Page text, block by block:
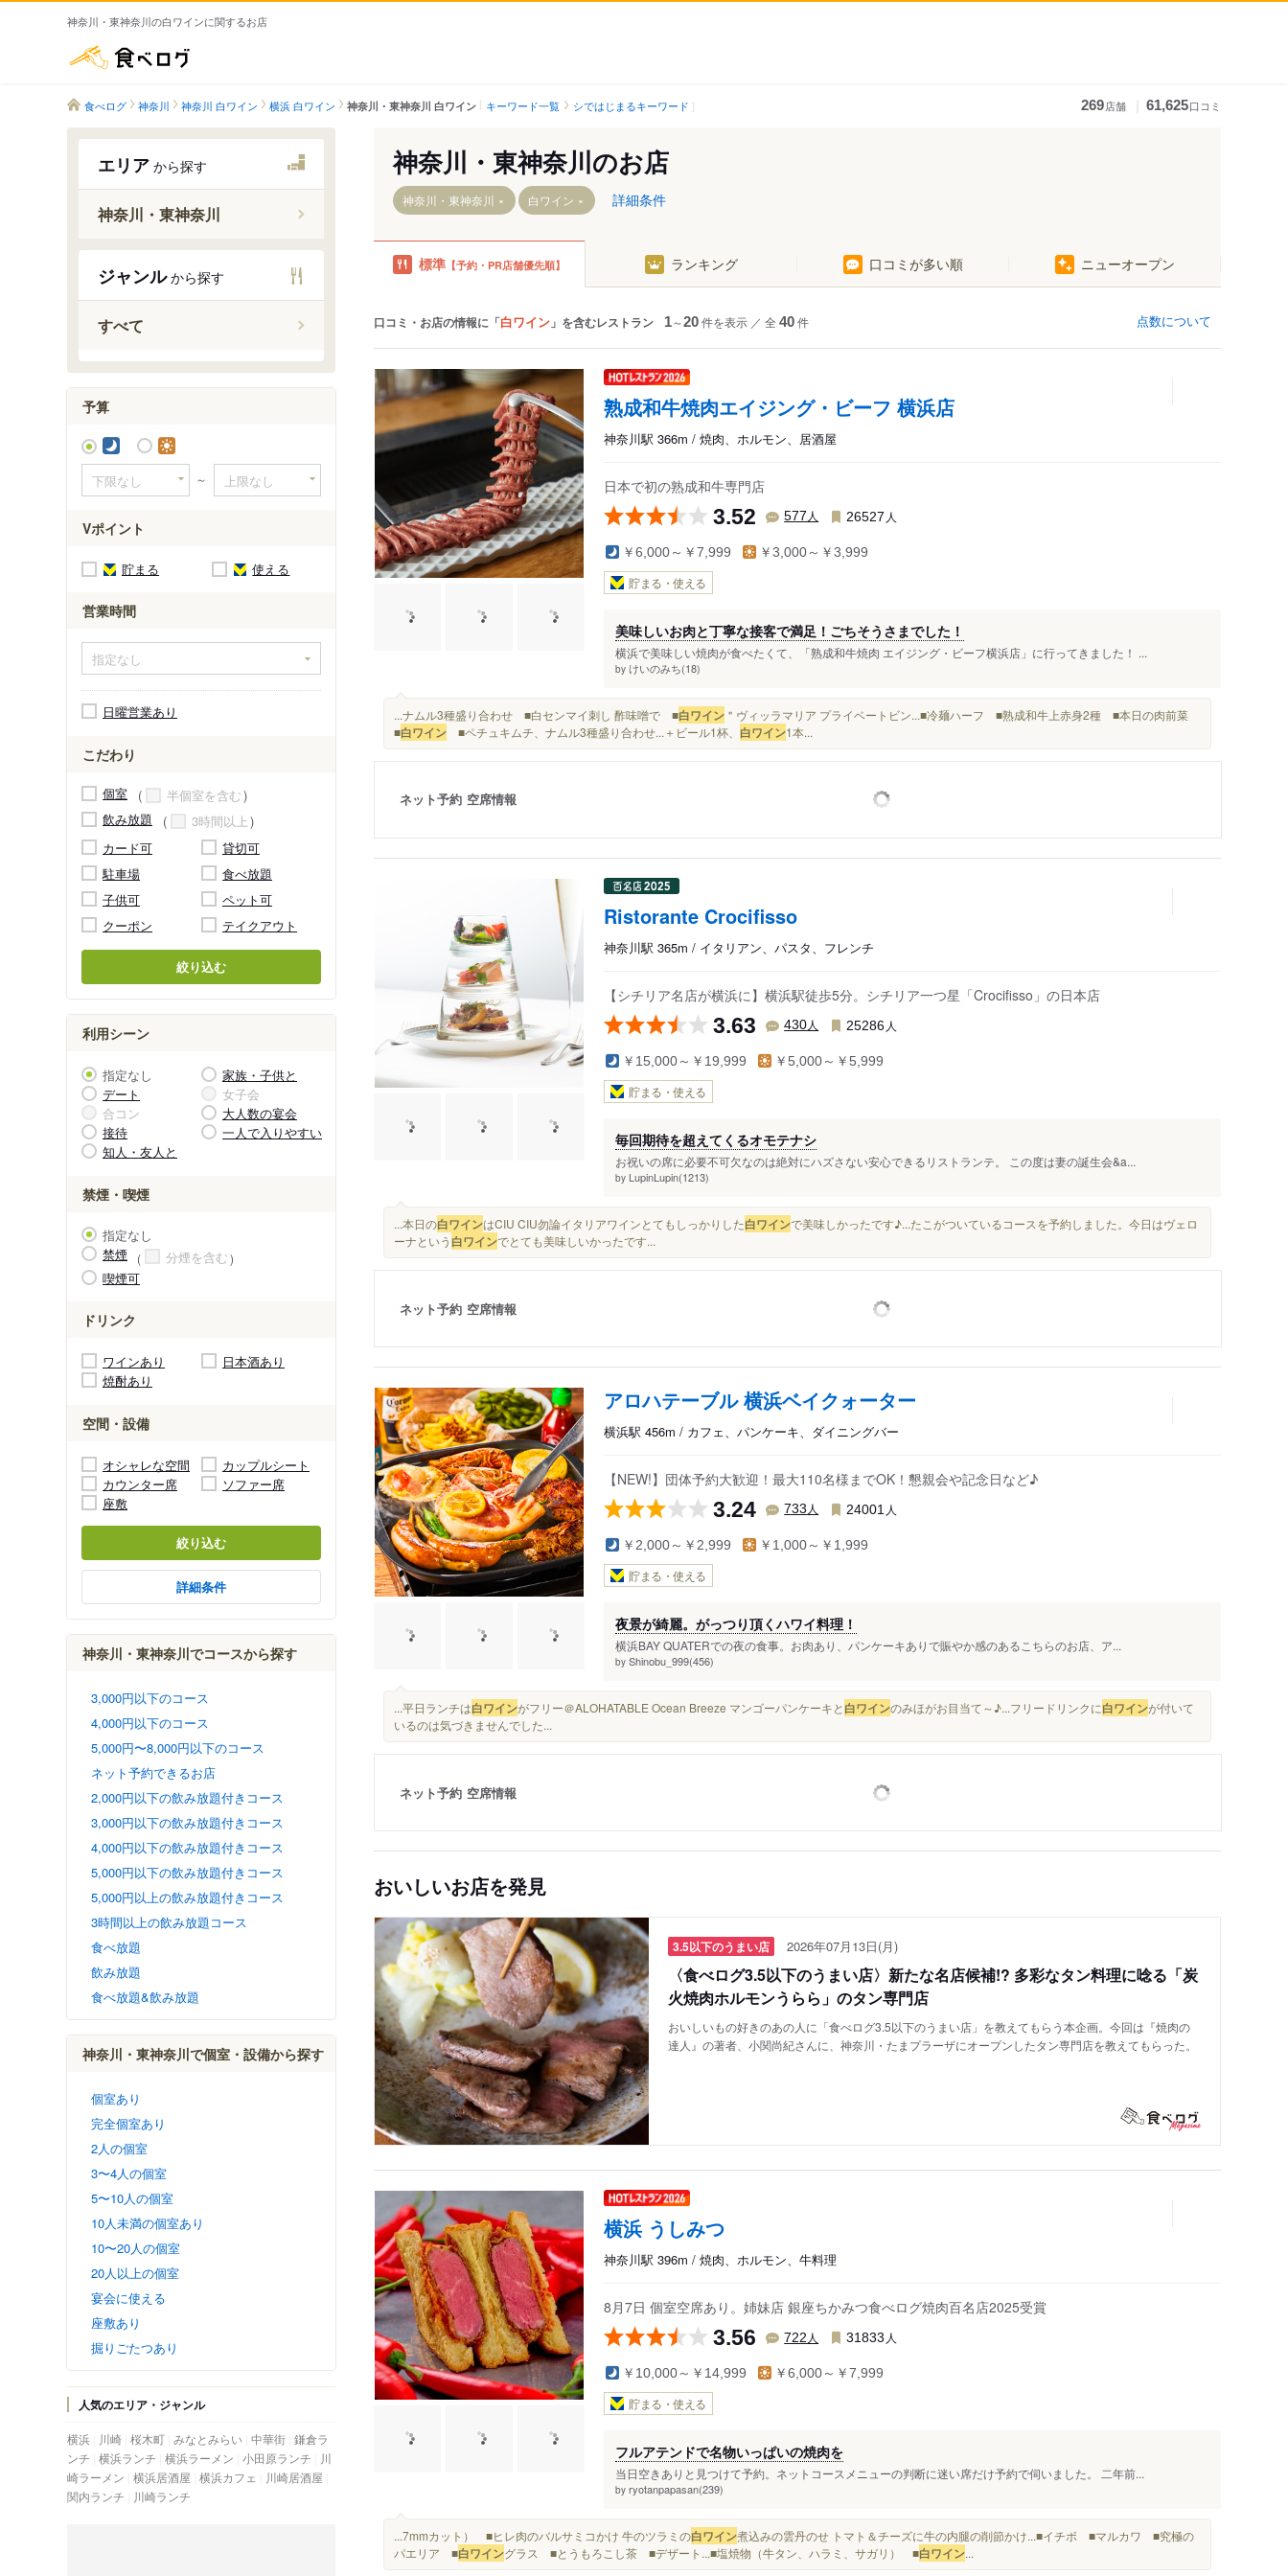
神奈川・東神奈川の白ワインに関するお店
食べログ 神奈川 神奈川 白ワイン 横浜 白ワイン 神奈川・東神奈川 白ワイン キーワード一覧 シではじまるキーワード 269店舗 61,625口コミ
エリア から探す
神奈川・東神奈川
東神奈川駅
京急東神奈川駅
神奈川駅
ジャンルから探す
すべて
予算
～
Vポイント
貯まる 使える
営業時間
日曜営業あり
こだわり
個室
半個室を含む
飲み放題
3時間以上
カード可
貸切可
駐車場
食べ放題
子供可
ペット可
クーポン
テイクアウト
絞り込む
利用シーン
指定なし
家族・子供と
デート
女子会
合コン
大人数の宴会
接待
一人で入りやすい
知人・友人と
禁煙・喫煙
指定なし
禁煙
分煙を含む
喫煙可
ドリンク
ワインあり
日本酒あり
焼酎あり
空間・設備
オシャレな空間
カップルシート
カウンター席
ソファー席
座敷
絞り込む
詳細条件
神奈川・東神奈川でコースから探す
3,000円以下のコース
4,000円以下のコース
5,000円〜8,000円以下のコース
ネット予約できるお店
2,000円以下の飲み放題付きコース
3,000円以下の飲み放題付きコース
4,000円以下の飲み放題付きコース
5,000円以下の飲み放題付きコース
5,000円以上の飲み放題付きコース
3時間以上の飲み放題コース
食べ放題
飲み放題
食べ放題&飲み放題
神奈川・東神奈川で個室・設備から探す
個室あり
完全個室あり
2人の個室
3〜4人の個室
5〜10人の個室
10人未満の個室あり
10〜20人の個室
20人以上の個室
宴会に使える
座敷あり
掘りごたつあり
人気のエリア・ジャンル
横浜 川崎 桜木町 みなとみらい 中華街 鎌倉ラ
ンチ 横浜ランチ 横浜ラーメン 小田原ランチ
川
崎ラーメン 横浜居酒屋 横浜カフェ
川崎居酒屋
関内ランチ
川崎ランチ
神奈川・東神奈川のお店
神奈川・東神奈川 白ワイン 詳細条件
標準 【予約・PR店舗優先順】 ランキング 口コミが多い順 ニューオープン
口コミ・お店の情報に「白ワイン 」を含むレストラン 1～20件を表示 ／ 全 40件 点数について
熟成和牛焼肉エイジング・ビーフ 横浜店
神奈川駅 366m / 焼肉、ホルモン、居酒屋
日本で初の熟成和牛専門店
3.52 577 人 26527 人
￥6,000～￥7,999 ￥3,000～￥3,999
貯まる・使える
美味しいお肉と丁寧な接客で満足！ごちそうさまでした！
横浜で美味しい焼肉が食べたくて、「熟成和牛焼肉 エイジング・ビーフ横浜店」に行ってきました！ ...
by けいのみち(18)
...ナムル3種盛り合わせ ■白センマイ刺し 酢味噌で ■白ワイン ＂ヴィッラマリア プライベートビン...■冷麺ハーフ ■熟成和牛上赤身2種 ■本日の肉前菜
■白ワイン ■ペチュキムチ、ナムル3種盛り合わせ...＋ビール1杯、 白ワイン1本...
ネット予約 空席情報
Ristorante Crocifisso
神奈川駅 365m / イタリアン、パスタ、フレンチ
【シチリア名店が横浜に】横浜駅徒歩5分。シチリア一つ星「Crocifisso」の日本店
3.63 430人 25286 人
￥15,000～￥19,999 ￥5,000～￥5,999
貯まる・使える
毎回期待を超えてくるオモテナシ
お祝いの席に必要不可欠なのは絶対にハズさない安心できるリストランテ。 この度は妻の誕生会&a...
by LupinLupin(1213)
...本日の白ワインはCIU CIU勿論イタリアワインとてもしっかりした白ワインで美味しかったです♪...たこがついているコースを予約しました。今日はヴェロ
ーナという 白ワインでとても美味しいかったです...
ネット予約 空席情報
アロハテーブル 横浜ベイクォーター
横浜駅 456m / カフェ、パンケーキ、ダイニングバー
【NEW!】団体予約大歓迎！最大110名様までOK！懇親会や記念日など♪
3.24 733 人 24001 人
￥2,000～￥2,999 ￥1,000～￥1,999
貯まる・使える
夜景が綺麗。がっつり頂くハワイ料理！
横浜BAY QUATERでの夜の食事。お肉あり、パンケーキありで賑やか感のあるこちらのお店、ア...
by Shinobu_999(456)
...平日ランチは白ワインがフリー＠ALOHATABLE Ocean Breeze マンゴーパンケーキと 白ワインのみほがお目当て～♪...フリードリンクに白ワインが付いて
いるのは気づきませんでした...
ネット予約 空席情報
おいしいお店を発見
3.5以下のうまい店 2026年07月13日(月)
〈食べログ3.5以下のうまい店〉新たな名店候補!? 多彩なタン料理に唸る「炭
火焼肉ホルモンうらら」のタン専門店
おいしいもの好きのあの人に「食べログ3.5以下のうまい店」を教えてもらう本企画。今回は『焼肉の
達人』の著者、小関尚紀さんに、神奈川・たまプラーザにオープンしたタン専門店を教えてもらった。
横浜 うしみつ
神奈川駅 396m / 焼肉、ホルモン、牛料理
8月7日 個室空席あり。姉妹店 銀座ちかみつ食べログ焼肉百名店2025受賞
3.56 722 人 31833 人
￥10,000～￥14,999 ￥6,000～￥7,999
貯まる・使える
フルアテンドで名物いっぱいの焼肉を
当日空きありと見つけて予約。ネットコースメニューの判断に迷い席だけ予約で伺いました。 二年前...
by ryotanpapasan(239)
...7mmカット） ■ヒレ肉のバルサミコかけ 牛のツラミの白ワイン煮込みの雲丹のせ トマト＆チーズに牛の内腿の削節かけ...■イチボ ■マルカワ ■究極の
パエリア ■白ワイングラス ■とうもろこし茶 ■デザート...■塩焼物（牛タン、ハラミ、サガリ） ■白ワイン...